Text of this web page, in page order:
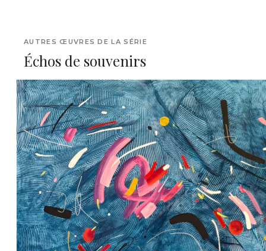
AUTRES ŒUVRES DE LA SÉRIE
Échos de souvenirs